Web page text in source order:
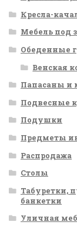
Кресла-
Мебель под
Обеденные
Венская
Папасаны и
Подвесные
Подушки
Предметы
Распродажа
Столы
Табуретки,
банкетки
Уличная